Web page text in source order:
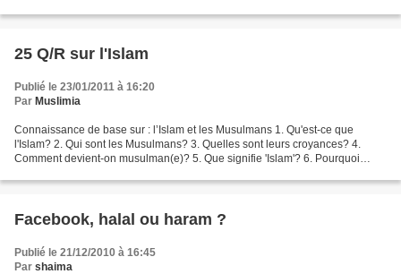
25 Q/R sur l'Islam
Publié le 23/01/2011 à 16:20
Par Muslimia
Connaissance de base sur : l’Islam et les Musulmans 1. Qu'est-ce que
l'Islam? 2. Qui sont les Musulmans? 3. Quelles sont leurs croyances? 4.
Comment devient-on musulman(e)? 5. Que signifie 'Islam'? 6. Pourquoi
Facebook, halal ou haram ?
Publié le 21/12/2010 à 16:45
Par shaima